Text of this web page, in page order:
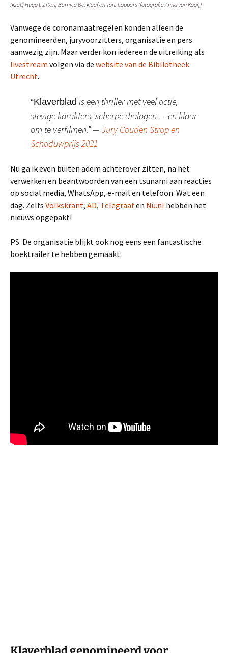
Ikzelf, Hugo Luijten, Bernice Berkleef en Toni Coppers (fotografie Anna van Kooij)
Vanwege de coronamaatregelen konden alleen de
genomineerden, juryvoorzitters, organisatie en pers
aanwezig zijn. Maar verder kon iedereen de uitreiking als
livestream volgen via de website van de Bibliotheek
Utrecht.
“Klaverblad is een thriller met veel actie,
stevige karakters, scherpe dialogen — en klaar
om te verfilmen.” — Jury Gouden Strop en
Schaduwprijs 2021
Nu ga ik even buiten adem achterover zitten, na het
verwerken en beantwoorden van een tsunami aan reacties
op social media, WhatsApp, e-mail en telefoon. Wat een
dag. Zelfs Volkskrant, AD, Telegraafen Nu.nl hebben het
nieuws opgepakt!
PS: De organisatie blijkt ook nog eens een fantastische
boektrailer te hebben gemaakt: